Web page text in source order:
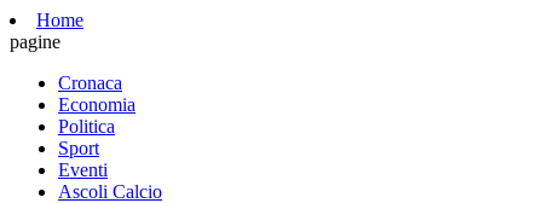
Home
pagine
Cronaca
Economia
Politica
Sport
Eventi
Ascoli Calcio